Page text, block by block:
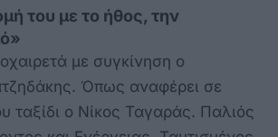
του με το ήθος, την
με συγκίνηση ο
Όπως αναφέρει σε
ταξίδι ο Νίκος Ταγαράς. Παλιός